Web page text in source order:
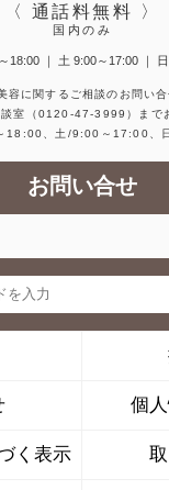
〈 通話料無料 〉
国内のみ
18:00 ｜ 土 9:00～17:00 ｜
容に関するご相談のお問い合
室
（0120-47-3999）
まで
18:00、土/9:00～17:00、
お問い合せ
個
く表示